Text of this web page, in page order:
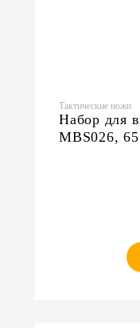
Тактические ножи
Набор для
MBS026,